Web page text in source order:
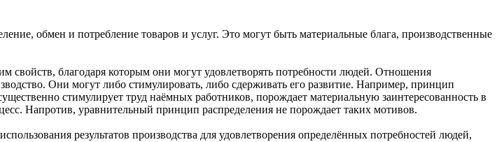
обмен и потребление товаров и услуг. Это могут быть материальные блага, производственные
свойств, благодаря которым они могут удовлетворять потребности людей. Отношения
Они могут либо стимулировать, либо сдерживать его развитие. Например, принцип
стимулирует труд наёмных работников, порождает материальную заинтересованность в
Напротив, уравнительный принцип распределения не порождает таких мотивов.
результатов производства для удовлетворения определённых потребностей людей,